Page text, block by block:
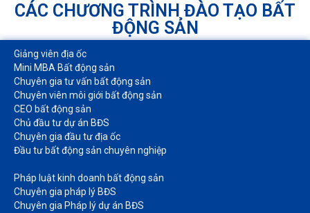
CÁC CHƯƠNG TRÌNH ĐÀO TẠO BẤT
ĐỘNG SẢN
Giảng viên địa ốc
Mini MBA Bất động sản
Chuyên gia tư vấn bất động sản
Chuyên viên môi giới bất động sản​
CEO bất động sản
Chủ đầu tư dự án BĐS
Chuyên gia đầu tư địa ốc​
Đầu tư bất động sản chuyên nghiệp
Pháp luật kinh doanh bất động sản​
Chuyên gia pháp lý BĐS
Chuyên gia Pháp lý dự án BĐS